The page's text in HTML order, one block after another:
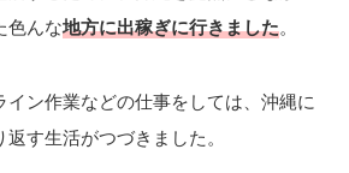
色んな地方に出稼ぎに行きました。
イン作業などの仕事をしては、沖縄に
す生活がつづきました。